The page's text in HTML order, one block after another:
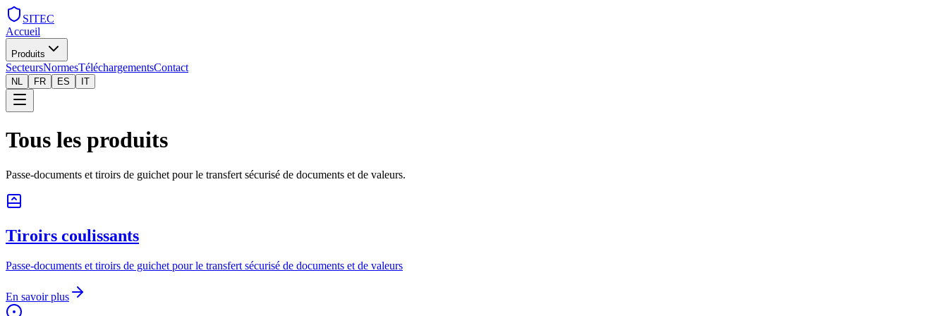
SITEC
Accueil
Produits
SecteursNormesTéléchargementsContact
NL FR ES IT
Tous les produits
Passe-documents et tiroirs de guichet pour le transfert sécurisé de documents et de valeurs.
Tiroirs coulissants
Passe-documents et tiroirs de guichet pour le transfert sécurisé de documents et de valeurs
En savoir plus